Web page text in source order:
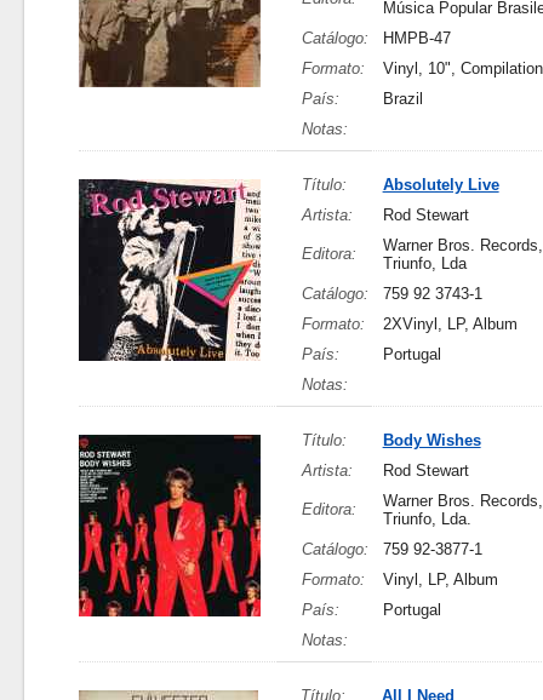
Música Popular
Catálogo:
HMPB-47
Formato:
Vinyl, 10", Compilation
País:
Brazil
Notas:
Título:
Absolutely Live
Artista:
Rod Stewart
Editora:
Warner Bros.
Triunfo, Lda
Catálogo:
759 92 3743-1
Formato:
2XVinyl, LP, Album
País:
Portugal
Notas:
Título:
Body Wishes
Artista:
Rod Stewart
Editora:
Warner Bros.
Triunfo, Lda.
Catálogo:
759 92-3877-1
Formato:
Vinyl, LP, Album
País:
Portugal
Notas:
Título: All I Need